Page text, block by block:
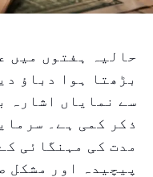
حالیہ ہفتوں میں
بڑھتا ہوا دباؤ
سے نمایاں اشارہ
ذکر کمی ہے۔
مدت کی مہنگائی
پیچیدہ اور مشکل